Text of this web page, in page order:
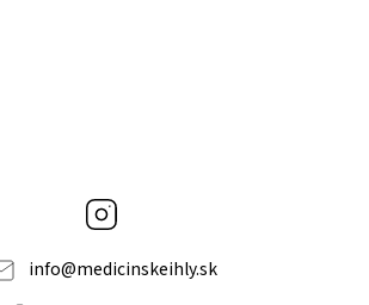
info@medicinskeihly.sk